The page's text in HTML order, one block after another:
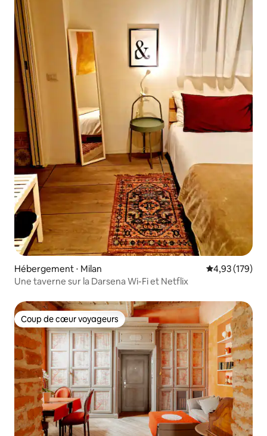
Hébergement ⋅ Milan Évaluation
4,93 (179)
Une taverne sur la Darsena Wi-Fi et Netflix
Coup de cœur voyageurs
Coup de cœur voyageurs